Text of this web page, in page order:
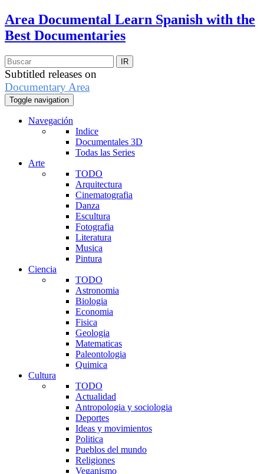
Area Documental Learn Spanish with the
Best Documentaries
Subtitled releases on
Documentary Area
Toggle navigation
Navegación
Indice
Documentales 3D
Todas las Series
Arte
TODO
Arquitectura
Cinematografia
Danza
Escultura
Fotografia
Literatura
Musica
Pintura
Ciencia
TODO
Astronomia
Biologia
Economia
Fisica
Geologia
Matematicas
Paleontologia
Quimica
Cultura
TODO
Actualidad
Antropologia y sociologia
Deportes
Ideas y movimientos
Politica
Pueblos del mundo
Religiones
Veganismo